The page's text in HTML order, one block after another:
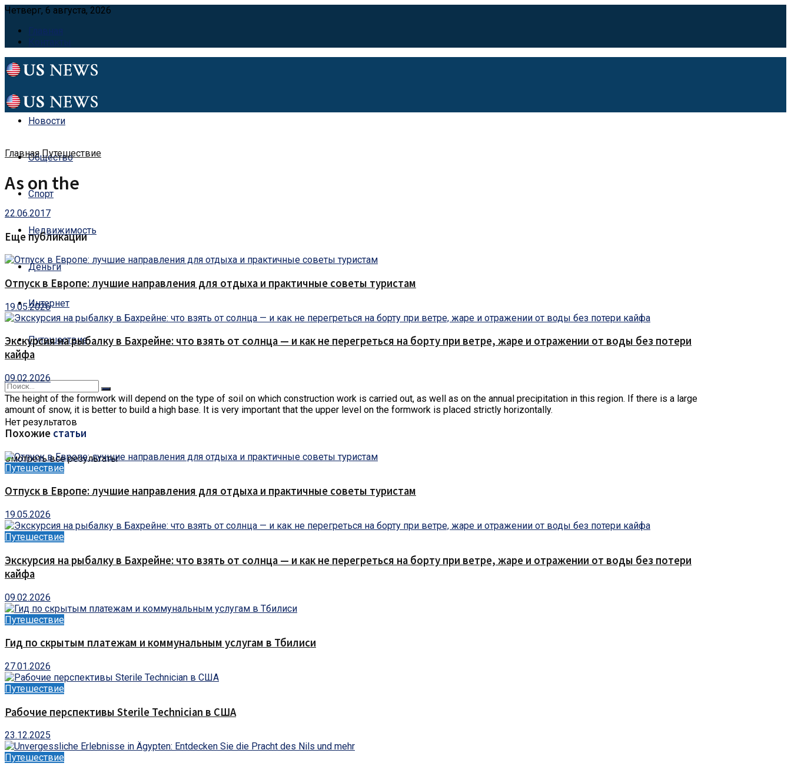
Четверг, 6 августа, 2026
Главная
Контакты
Новости
Общество
Спорт
Недвижимость
Деньги
Интернет
Путешествие
Нет результатов
Смотреть все результаты
Главная Путешествие
As on the
22.06.2017
Еще публикации
Отпуск в Европе: лучшие направления для отдыха и практичные советы туристам
19.05.2026
Экскурсия на рыбалку в Бахрейне: что взять от солнца — и как не перегреться на борту при ветре, жаре и отражении от воды без потери
кайфа
09.02.2026
The height of the formwork will depend on the type of soil on which construction work is carried out, as well as on the annual precipitation in this region. If there is a large
amount of snow, it is better to build a high base. It is very important that the upper level on the formwork is placed strictly horizontally.
Похожие статьи
Путешествие
Отпуск в Европе: лучшие направления для отдыха и практичные советы туристам
19.05.2026
Путешествие
Экскурсия на рыбалку в Бахрейне: что взять от солнца — и как не перегреться на борту при ветре, жаре и отражении от воды без потери
кайфа
09.02.2026
Путешествие
Гид по скрытым платежам и коммунальным услугам в Тбилиси
27.01.2026
Путешествие
Рабочие перспективы Sterile Technician в США
23.12.2025
Путешествие